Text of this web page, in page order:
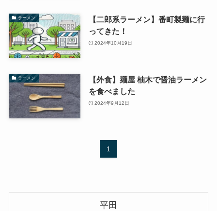
ラーメン
【二郎系ラーメン】番町製麺に行
ってきた！
2024年10月19日
ラーメン
【外食】麺屋 柚木で醤油ラーメン
を食べました
2024年9月12日
1
平田